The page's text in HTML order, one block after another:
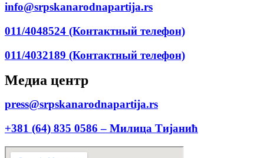
info@srpskanarodnapartija.rs
011/4048524 (Контактный телефон)
011/4032189 (Контактный телефон)
Медиа центр
press@srpskanarodnapartija.rs
+381 (64) 835 0586 – Милица Тијанић